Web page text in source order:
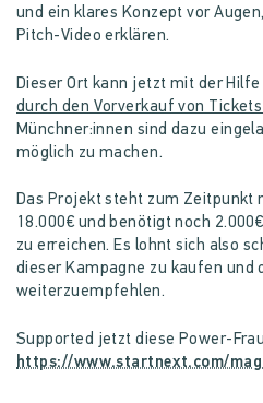
und ein klares Konzept vor
Pitch-Video erklären.
Dieser Ort kann jetzt mit der
durch den Vorverkauf von
Münchner:innen sind dazu
möglich zu machen.
Das Projekt steht zum Zeitpunkt
18.000€ und benötigt noch
zu erreichen. Es lohnt sich also
dieser Kampagne zu kaufen und
weiterzuempfehlen.
Supported jetzt diese Power-
https://www.startnext.com/